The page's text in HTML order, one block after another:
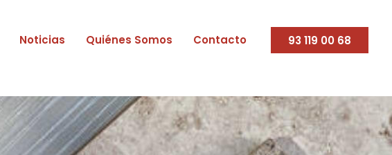
Noticias Quiénes Somos Contacto 93 119 00 68